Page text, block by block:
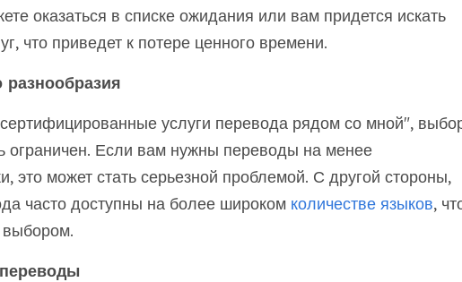
оказаться в списке ожидания или вам придется искать
что приведет к потере ценного времени.
разнообразия
услуги перевода рядом со мной",
ограничен. Если вам нужны переводы на менее
это может стать серьезной проблемой. С другой стороны,
часто доступны на более широком количестве языков,
выбором.